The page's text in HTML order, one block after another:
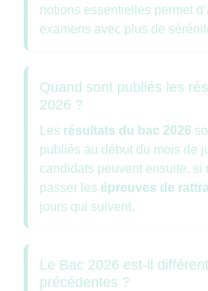
notions essentielles permet
examens avec plus de
Quand sont publiés les
2026 ?
Les résultats du bac 2026
publiés au début du mois de
candidats peuvent ensuite, si
passer les épreuves de
jours qui suivent.
Le Bac 2026 est-il
précédentes ?